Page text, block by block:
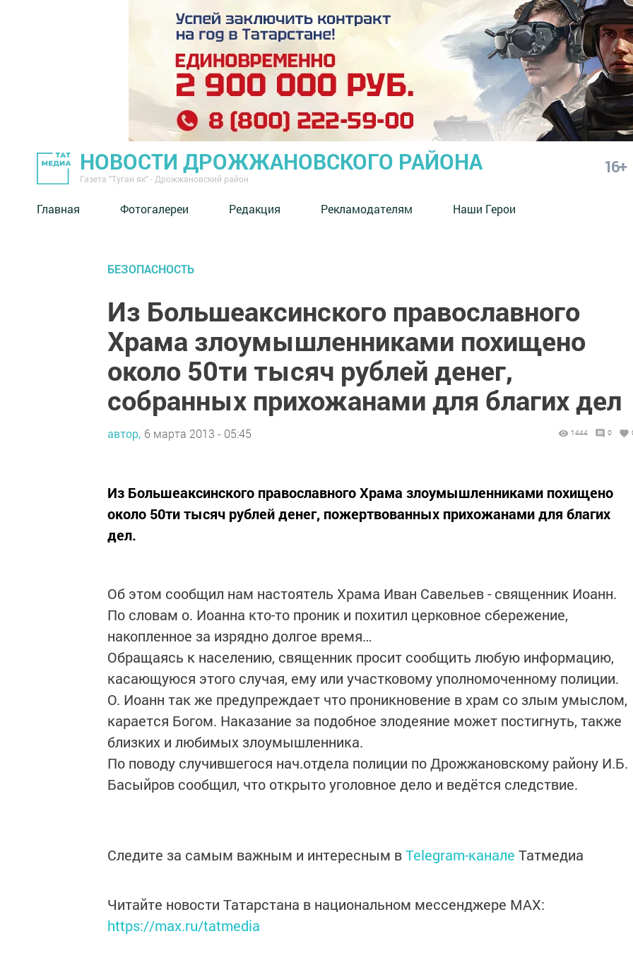
НОВОСТИ ДРОЖЖАНОВСКОГО РАЙОНА
Газета "Туган як" - Дрожжановский район
16+
Главная Фотогалереи Редакция Рекламодателям Наши Герои
БЕЗОПАСНОСТЬ
Из Большеаксинского православного
Храма злоумышленниками похищено
около 50ти тысяч рублей денег,
собранных прихожанами для благих дел
автор, 6 марта 2013 - 05:45 1444 0
Из Большеаксинского православного Храма злоумышленниками похищено
около 50ти тысяч рублей денег, пожертвованных прихожанами для благих
дел.
Об этом сообщил нам настоятель Храма Иван Савельев - священник Иоанн.
По словам о. Иоанна кто-то проник и похитил церковное сбережение,
накопленное за изрядно долгое время…
Обращаясь к населению, священник просит сообщить любую информацию,
касающуюся этого случая, ему или участковому уполномоченному полиции.
О. Иоанн так же предупреждает что проникновение в храм со злым умыслом,
карается Богом. Наказание за подобное злодеяние может постигнуть, также
близких и любимых злоумышленника.
По поводу случившегося нач.отдела полиции по Дрожжановскому району И.Б.
Басыйров сообщил, что открыто уголовное дело и ведётся следствие.
Следите за самым важным и интересным вTelegram-канале Татмедиа
Читайте новости Татарстана в национальном мессенджере MАХ:
https://max.ru/tatmedia